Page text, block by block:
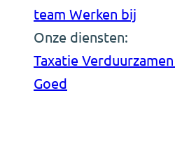
team Werken bij
Onze diensten:
Taxatie Verduurzamen
Goed